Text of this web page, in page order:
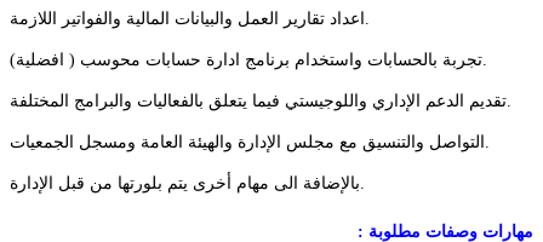
اعداد تقارير العمل والبيانات المالية والفواتير اللازمة.
تجربة بالحسابات واستخدام برنامج ادارة حسابات محوسب ( افضلية).
تقديم الدعم الإداري واللوجيستي فيما يتعلق بالفعاليات والبرامج المختلفة.
التواصل والتنسيق مع مجلس الإدارة والهيئة العامة ومسجل الجمعيات.
بالإضافة الى مهام أخرى يتم بلورتها من قبل الإدارة.
مهارات وصفات مطلوبة :